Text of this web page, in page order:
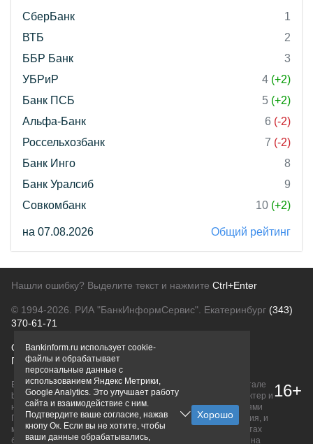
СберБанк
1
ВТБ
2
ББР Банк
3
УБРиР
4 (+2)
Банк ПСБ
5 (+2)
Альфа-Банк
6 (-2)
Россельхозбанк
7 (-2)
Банк Инго
8
Банк Уралсиб
9
Совкомбанк
10 (+2)
на 07.08.2026 Общий рейтинг
Нашли ошибку? Выделите текст и нажмите Ctrl+Enter
© 1994-2026. РИА "БанкИнформСервис". Екатеринбург (343)
370-61-71
О проектеПолитика конфиденциальности
Правовая информацияДля рекламодателей
Вся информация о продуктах банков, размещенная на портале
bankinform.ru, носит исключительно ознакомительный характер и
не является публичной офертой, определяемой положениями
ГК РФ. Информация не содержит точного и полного описания, и
может быть изменена. Конечные условия уточняйте на сайтах
банков или при личном обращении. Исключительное право на
16+
Bankinform.ru использует cookie-
файлы и обрабатывает
персональные данные с
использованием Яндекс Метрики,
Google Analytics. Это улучшает работу
сайта и взаимодействие с ним.
Подтвердите ваше согласие, нажав
кнопу Ок. Если вы не хотите, чтобы
ваши данные обрабатывались,